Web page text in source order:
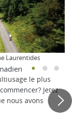
Laurentides
le plus
Jetez
nous avons